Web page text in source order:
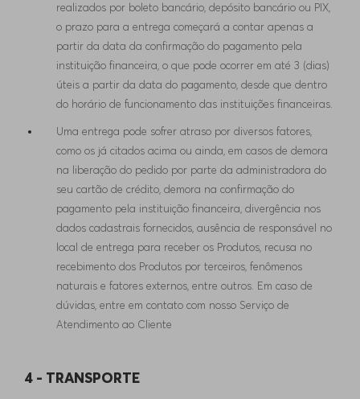
realizados por boleto bancário, depósito bancário ou PIX,
o prazo para a entrega começará a contar apenas a
partir da data da confirmação do pagamento pela
instituição financeira, o que pode ocorrer em até 3 (dias)
úteis a partir da data do pagamento, desde que dentro
do horário de funcionamento das instituições financeiras.
Uma entrega pode sofrer atraso por diversos fatores,
como os já citados acima ou ainda, em casos de demora
na liberação do pedido por parte da administradora do
seu cartão de crédito, demora na confirmação do
pagamento pela instituição financeira, divergência nos
dados cadastrais fornecidos, ausência de responsável no
local de entrega para receber os Produtos, recusa no
recebimento dos Produtos por terceiros, fenômenos
naturais e fatores externos, entre outros. Em caso de
dúvidas, entre em contato com nosso Serviço de
Atendimento ao Cliente
4 - TRANSPORTE